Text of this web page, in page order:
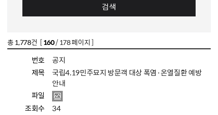
검색
총 1,778건 [160/ 178 페이지 ]
번호
공지
제목
국립4.19민주묘지 방문객 대상 폭염·온열질환 예방
안내
파일
조회수
34